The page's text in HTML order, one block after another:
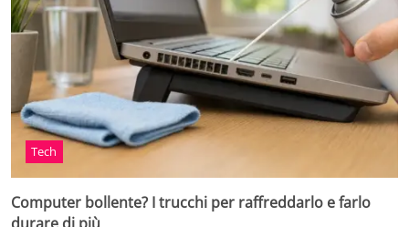
Tech
Computer bollente? I trucchi per raffreddarlo e farlo
durare di più